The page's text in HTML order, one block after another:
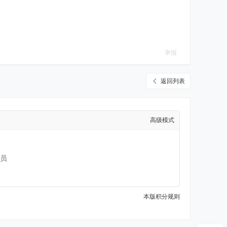
举报
返回列表
高级模式
本版积分规则